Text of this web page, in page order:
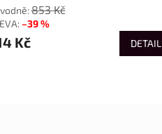
853 Kč
–39 %
Kč DETAIL